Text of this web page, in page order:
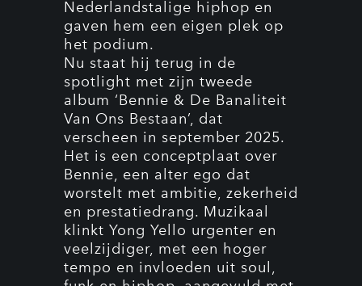
Nederlandstalige hiphop en
gaven hem een eigen plek op
het podium.
Nu staat hij terug in de
spotlight met zijn tweede
album ‘Bennie & De Banaliteit
Van Ons Bestaan’, dat
verscheen in september 2025.
Het is een conceptplaat over
Bennie, een alter ego dat
worstelt met ambitie, zekerheid
en prestatiedrang. Muzikaal
klinkt Yong Yello urgenter en
veelzijdiger, met een hoger
tempo en invloeden uit soul,